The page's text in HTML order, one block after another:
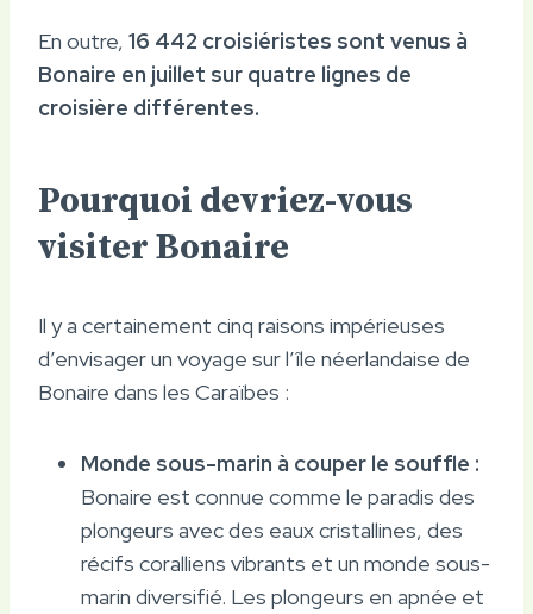
En outre, 16 442 croisiéristes sont venus à
Bonaire en juillet sur quatre lignes de
croisière différentes.
Pourquoi devriez-vous
visiter Bonaire
Il y a certainement cinq raisons impérieuses
d’envisager un voyage sur l’île néerlandaise de
Bonaire dans les Caraïbes :
Monde sous-marin à couper le souffle :
Bonaire est connue comme le paradis des
plongeurs avec des eaux cristallines, des
récifs coralliens vibrants et un monde sous-
marin diversifié. Les plongeurs en apnée et